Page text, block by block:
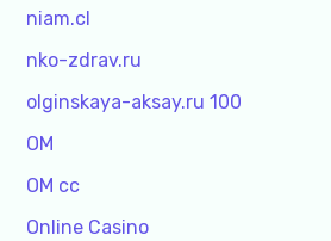
niam.cl
nko-zdrav.ru
olginskaya-aksay.ru 100
OM
OM cc
Online Casino